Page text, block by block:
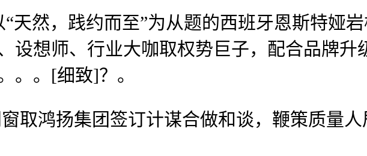
然，践约而至”为从题的西班牙恩斯特娅
设想师、行业大咖取权势巨子，配合品牌升
。。[细致]？。
鸿扬集团签订计谋合做和谈，鞭策质量人居